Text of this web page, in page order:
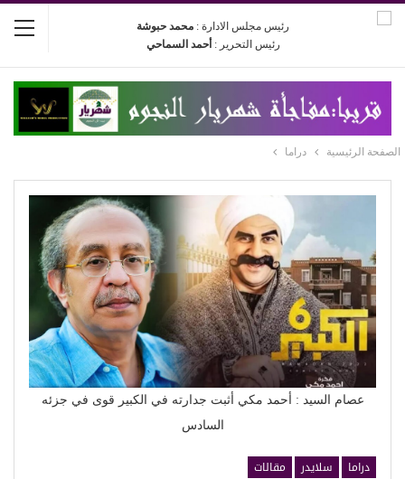
رئيس مجلس الادارة : محمد حبوشة
رئيس التحرير : أحمد السماحي
الصفحة الرئيسية دراما
عصام السيد : أحمد مكي أثبت جدارته في الكبير قوى في جزئه
السادس
دراما سلايدر
مقالات